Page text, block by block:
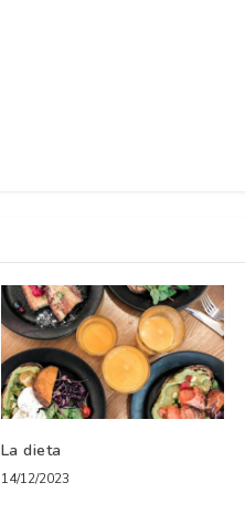
La dieta
14/12/2023